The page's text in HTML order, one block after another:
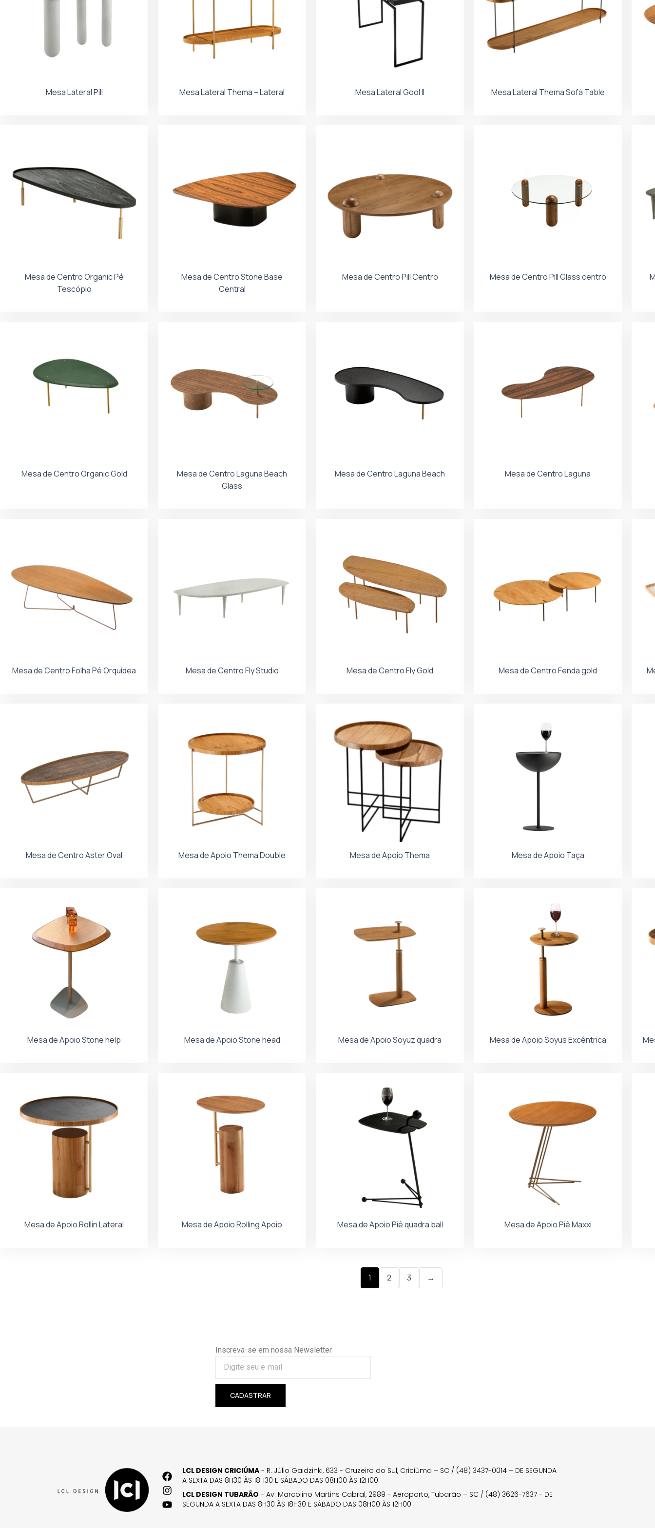
Mesa Lateral Pill Mesa Lateral Thema – Lateral Mesa Lateral Gool II Mesa Lateral Thema Sofá Table
Mesa de Centro Organic Pé
Tescópio
Mesa de Centro Stone Base
Central
Mesa de Centro Pill Centro Mesa de Centro Pill Glass centro
Mesa de Centro Organic Gold
Mesa de Centro Laguna Beach
Glass
Mesa de Centro Laguna Beach Mesa de Centro Laguna
Mesa de Centro Folha Pé Orquídea Mesa de Centro Fly Studio Mesa de Centro Fly Gold Mesa de Centro Fenda gold
Mesa de Centro Aster Oval Mesa de Apoio Thema Double Mesa de Apoio Thema Mesa de Apoio Taça
Mesa de Apoio Stone help Mesa de Apoio Stone head Mesa de Apoio Soyuz quadra Mesa de Apoio Soyus Excêntrica
Mesa de Apoio Rollin Lateral Mesa de Apoio Rolling Apoio Mesa de Apoio Piê quadra ball Mesa de Apoio Piê Maxxi
1 2 3 →
Inscreva-se em nossa Newsletter
CADASTRAR
LCL DESIGN CRICIÚMA - R. Júlio Gaidzinki, 633 - Cruzeiro do Sul, Criciúma – SC / (48) 3437-0014 – DE SEGUNDA
A SEXTA DAS 8H30 ÀS 18H30 E SÁBADO DAS 08H00 ÀS 12H00
LCL DESIGN TUBARÃO - Av. Marcolino Martins Cabral, 2989 - Aeroporto, Tubarão – SC / (48) 3626-7637 - DE
SEGUNDA A SEXTA DAS 8H30 ÀS 18H30 E SÁBADO DAS 08H00 ÀS 12H00